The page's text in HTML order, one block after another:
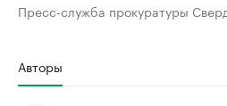
Пресс-служба прокуратуры
Авторы